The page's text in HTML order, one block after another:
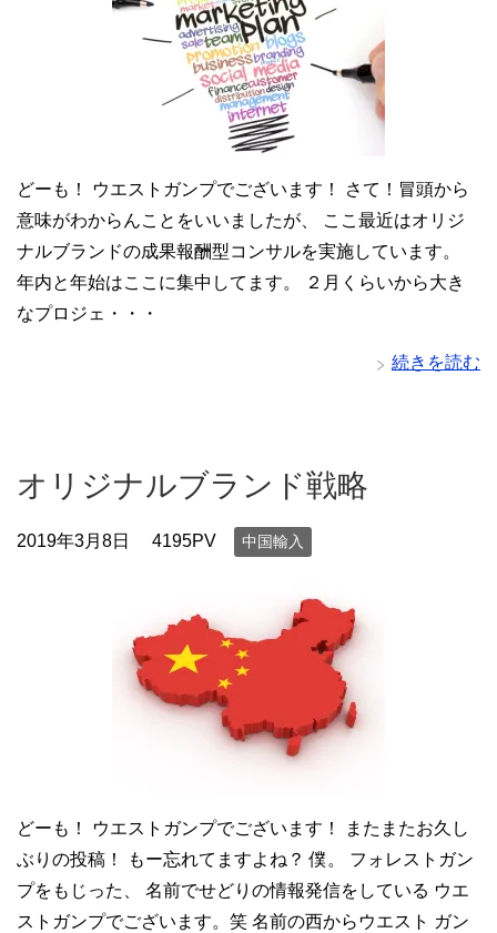
どーも！ ウエストガンプでございます！ さて！冒頭から
意味がわからんことをいいましたが、 ここ最近はオリジ
ナルブランドの成果報酬型コンサルを実施しています。
年内と年始はここに集中してます。 ２月くらいから大き
なプロジェ・・・
続きを読む
オリジナルブランド戦略
2019年3月8日 4195PV 中国輸入
どーも！ ウエストガンプでございます！ またまたお久し
ぶりの投稿！ もー忘れてますよね？ 僕。 フォレストガン
プをもじった、 名前でせどりの情報発信をしている ウエ
ストガンプでございます。笑 名前の西からウエスト ガン